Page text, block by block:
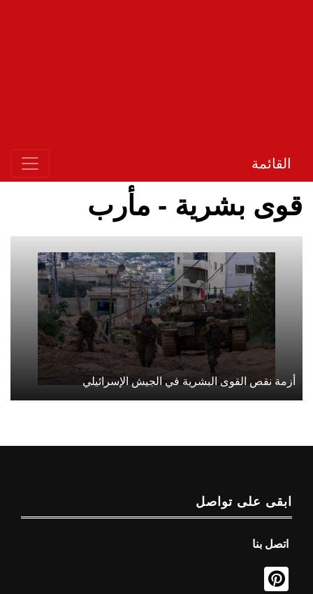
القائمة
قوى بشرية - مأرب
أزمة نقص القوى البشرية في الجيش الإسرائيلي
ابقى على تواصل
اتصل بنا